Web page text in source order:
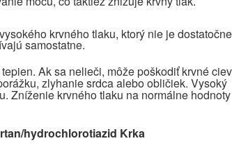
krvného tlaku, ktorý nie je dostatočne
samostatne.
Ak sa nelieči, môže poškodiť krvné
zlyhanie srdca alebo obličiek. Vysoký
Zníženie krvného tlaku na normálne hodnoty
hydrochlorotiazid Krka